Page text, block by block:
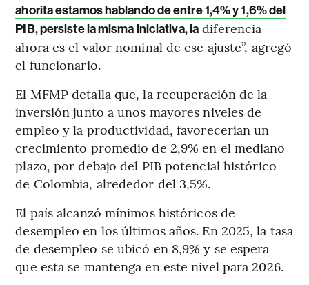
ahorita estamos hablando de entre 1,4% y 1,6% del
PIB, persiste la misma iniciativa, la diferencia
ahora es el valor nominal de ese ajuste”, agregó
el funcionario.
El MFMP detalla que, la recuperación de la
inversión junto a unos mayores niveles de
empleo y la productividad, favorecerían un
crecimiento promedio de 2,9% en el mediano
plazo, por debajo del PIB potencial histórico
de Colombia, alrededor del 3,5%.
El país alcanzó mínimos históricos de
desempleo en los últimos años. En 2025, la tasa
de desempleo se ubicó en 8,9% y se espera
que esta se mantenga en este nivel para 2026.